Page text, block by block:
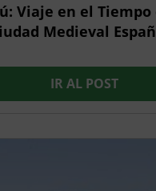
Viaje en el Tiempo
Medieval
IR AL POST